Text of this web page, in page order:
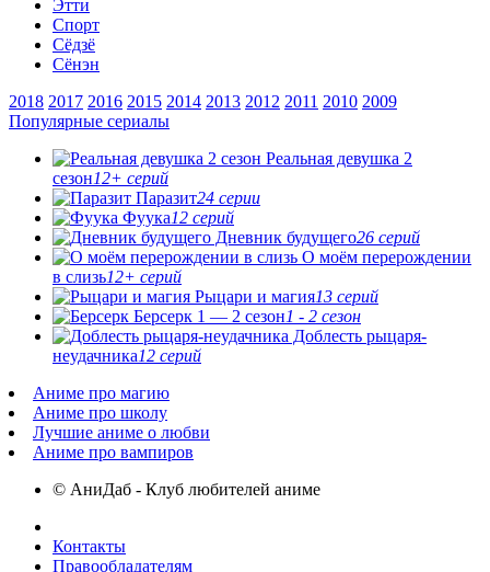
Этти
Спорт
Сёдзё
Сёнэн
2018 2017 2016 2015 2014 2013 2012 2011 2010 2009
Популярные сериалы
Реальная девушка 2
сезон12+ серий
Паразит24 серии
Фуука12 серий
Дневник будущего26 серий
О моём перерождении
в слизь12+ серий
Рыцари и магия13 серий
Берсерк 1 — 2 сезон1 - 2 сезон
Доблесть рыцаря-
неудачника12 серий
Аниме про магию
Аниме про школу
Лучшие аниме о любви
Аниме про вампиров
© АниДаб - Клуб любителей аниме
Контакты
Правообладателям